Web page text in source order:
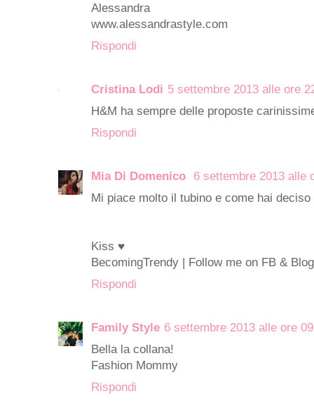
Alessandra
www.alessandrastyle.com
Rispondi
Cristina Lodi 5 settembre 2013 alle ore
H&M ha sempre delle proposte
Rispondi
Mia Di Domenico
6 settembre 2013 alle
Mi piace molto il tubino e come hai
Kiss ♥
BecomingTrendy | Follow me on FB &
Rispondi
Family Style 6 settembre 2013 alle ore
Bella la collana!
Fashion Mommy
Rispondi